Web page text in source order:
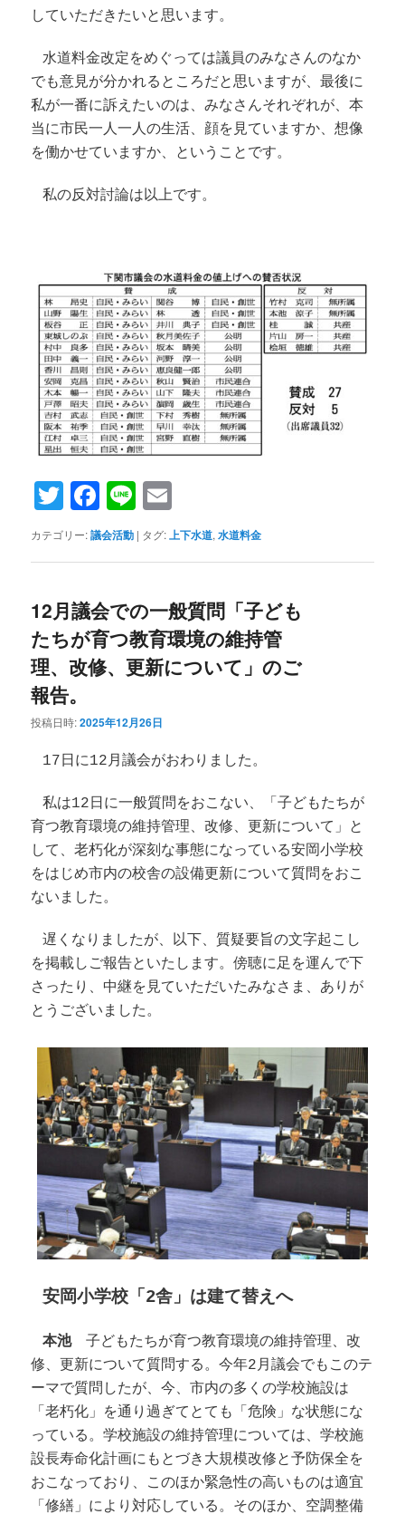
していただきたいと思います。
水道料金改定をめぐっては議員のみなさんのなか
でも意見が分かれるところだと思いますが、最後に
私が一番に訴えたいのは、みなさんそれぞれが、本
当に市民一人一人の生活、顔を見ていますか、想像
を働かせていますか、ということです。
私の反対討論は以上です。
Twitter
Facebook
Line
カテゴリー:議会活動 | タグ:上下水道,水道料金
12月議会での一般質問「子ども
たちが育つ教育環境の維持管
理、改修、更新について」のご
報告。
投稿日時:2025年12月26日
17日に12月議会がおわりました。
私は12日に一般質問をおこない、「子どもたちが
育つ教育環境の維持管理、改修、更新について」と
して、老朽化が深刻な事態になっている安岡小学校
をはじめ市内の校舎の設備更新について質問をおこ
ないました。
遅くなりましたが、以下、質疑要旨の文字起こし
を掲載しご報告といたします。傍聴に足を運んで下
さったり、中継を見ていただいたみなさま、ありが
とうございました。
安岡小学校「2舎」は建て替えへ
本池子どもたちが育つ教育環境の維持管理、改
修、更新について質問する。今年2月議会でもこのテ
ーマで質問したが、今、市内の多くの学校施設は
「老朽化」を通り過ぎてとても「危険」な状態にな
っている。学校施設の維持管理については、学校施
設長寿命化計画にもとづき大規模改修と予防保全を
おこなっており、このほか緊急性の高いものは適宜
「修繕」により対応している。そのほか、空調整備